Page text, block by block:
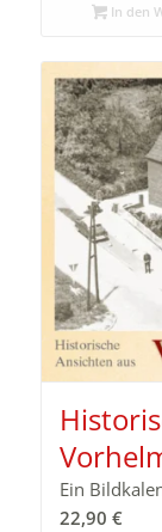
In den
Ein
22,90 €